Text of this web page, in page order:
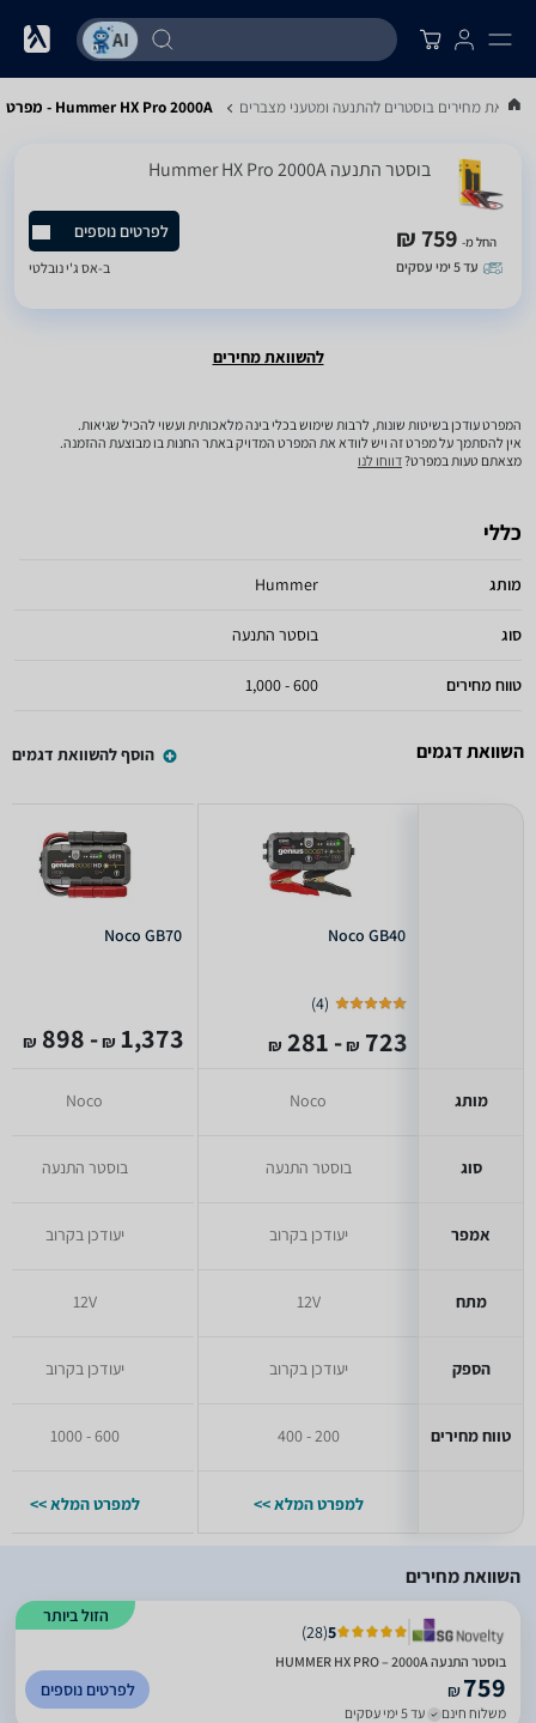
השוואת מחירים בוסטרים להתנעה ומטעני מצברים Hummer HX Pro 2000A - מפרט
‏בוסטר התנעה Hummer HX Pro 2000A
החל מ- 759 ₪
עד 5 ימי עסקים
לפרטים נוספים
ב-אס ג'י נובלטי
להשוואת מחירים
המפרט עודכן בשיטות שונות, לרבות שימוש בכלי בינה מלאכותית ועשוי להכיל שגיאות.
אין להסתמך על מפרט זה ויש לוודא את המפרט המדויק באתר החנות בו מבוצעת ההזמנה.
מצאתם טעות במפרט?דווחו לנו
כללי
מותג Hummer
סוג בוסטר התנעה
טווח מחירים 600 - 1,000
השוואת דגמים הוסף להשוואת דגמים
מותג
סוג
אמפר
מתח
הספק
טווח מחירים
Noco GB40
(
4
)
723
₪
- 281
₪
Noco
בוסטר התנעה
יעודכן בקרוב
12V
יעודכן בקרוב
200 - 400
למפרט המלא >>
Noco GB70
1,373
₪
- 898
₪
Noco
בוסטר התנעה
יעודכן בקרוב
12V
יעודכן בקרוב
600 - 1000
למפרט המלא >>
השוואת מחירים
הזול ביותר
5
(
28
)
בוסטר התנעה HUMMER HX PRO – 2000A
₪759
משלוח חינם עד 5 ימי עסקים
לפרטים נוספים